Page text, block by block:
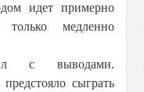
идет примерно
медленно
с выводами.
сыграть